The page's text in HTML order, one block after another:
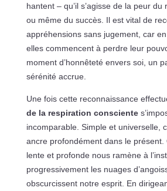
hantent – qu’il s’agisse de la peur du
ou même du succès. Il est vital de
appréhensions sans jugement, car
elles commencent à perdre leur
moment d’honnêteté envers soi, un
sérénité accrue.
Une fois cette reconnaissance
de la respiration consciente
incomparable. Simple et universelle,
ancre profondément dans le présent.
lente et profonde nous ramène à
progressivement les nuages
obscurcissent notre esprit. En